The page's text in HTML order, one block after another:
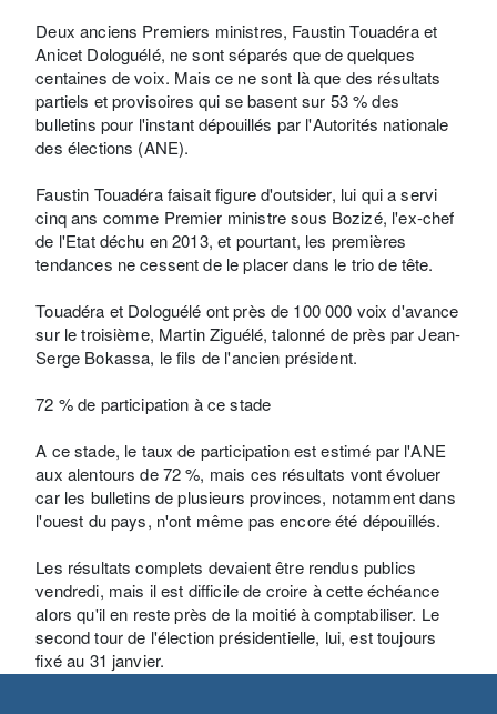
Deux anciens Premiers ministres, Faustin Touadéra et
Anicet Dologuélé, ne sont séparés que de quelques
centaines de voix. Mais ce ne sont là que des résultats
partiels et provisoires qui se basent sur 53 % des
bulletins pour l'instant dépouillés par l'Autorités nationale
des élections (ANE).
Faustin Touadéra faisait figure d'outsider, lui qui a servi
cinq ans comme Premier ministre sous Bozizé, l'ex-chef
de l'Etat déchu en 2013, et pourtant, les premières
tendances ne cessent de le placer dans le trio de tête.
Touadéra et Dologuélé ont près de 100 000 voix d'avance
sur le troisième, Martin Ziguélé, talonné de près par Jean-
Serge Bokassa, le fils de l'ancien président.
72 % de participation à ce stade
A ce stade, le taux de participation est estimé par l'ANE
aux alentours de 72 %, mais ces résultats vont évoluer
car les bulletins de plusieurs provinces, notamment dans
l'ouest du pays, n'ont même pas encore été dépouillés.
Les résultats complets devaient être rendus publics
vendredi, mais il est difficile de croire à cette échéance
alors qu'il en reste près de la moitié à comptabiliser. Le
second tour de l'élection présidentielle, lui, est toujours
fixé au 31 janvier.